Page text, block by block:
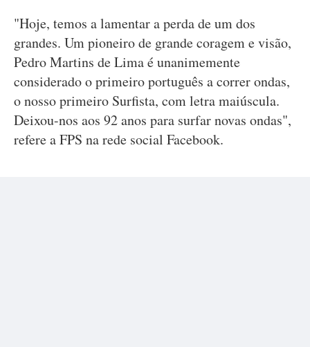
"Hoje, temos a lamentar a perda de um dos
grandes. Um pioneiro de grande coragem e visão,
Pedro Martins de Lima é unanimemente
considerado o primeiro português a correr ondas,
o nosso primeiro Surfista, com letra maiúscula.
Deixou-nos aos 92 anos para surfar novas ondas",
refere a FPS na rede social Facebook.